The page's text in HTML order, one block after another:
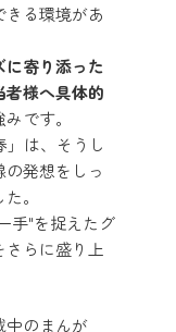
る環境があ
寄り添った
者様へ具体的
です。
」は、そうし
発想をしっ
。
手"を捉えたグ
らに盛り上
中のまんが